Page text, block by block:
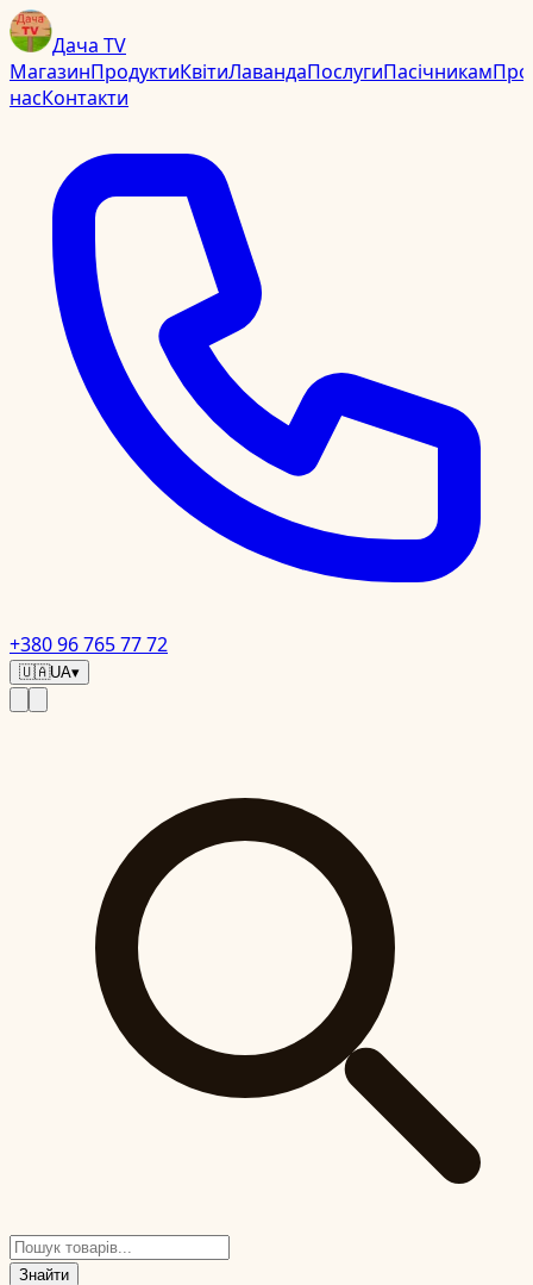
Дача TV
МагазинПродуктиКвітиЛавандаПослугиПасічникамПро
насКонтакти
+380 96 765 77 72
🇺🇦UA▾
Знайти